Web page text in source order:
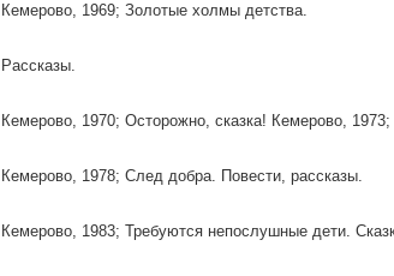
Кемерово, 1969; Золотые холмы детства.
Рассказы.
Кемерово, 1970; Осторожно, сказка! Кемерово,
Кемерово, 1978; След добра. Повести, рассказы.
Кемерово, 1983; Требуются непослушные дети.